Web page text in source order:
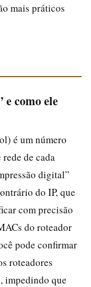
mais práticos
e como ele
é um número
de cada
digital”
do IP, que
com precisão
do roteador
pode confirmar
roteadores
impedindo que